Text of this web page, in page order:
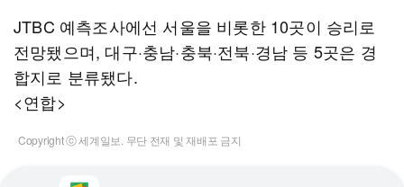
JTBC 예측조사에선 서울을 비롯한 10곳이 승리로
전망됐으며, 대구·충남·충북·전북·경남 등 5곳은 경
합지로 분류됐다.
<연합>
Copyright ⓒ 세계일보. 무단 전재 및 재배포 금지